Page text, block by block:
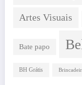
Artes Visuais
Bate papo
BH Grátis